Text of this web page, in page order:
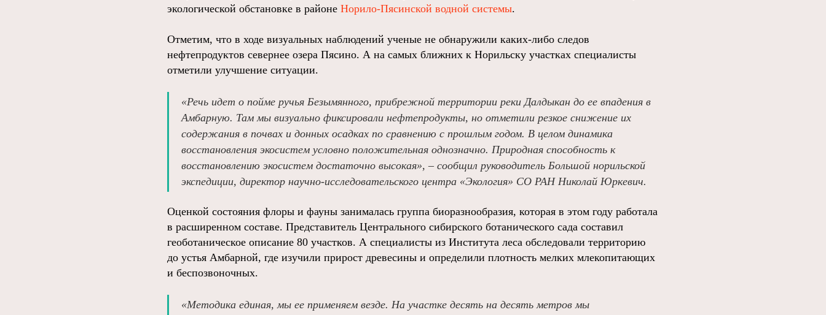
экологической обстановке в районе Норило-Пясинской водной системы.
Отметим, что в ходе визуальных наблюдений ученые не обнаружили каких-либо следов
нефтепродуктов севернее озера Пясино. А на самых ближних к Норильску участках специалисты
отметили улучшение ситуации.
«Речь идет о пойме ручья Безымянного, прибрежной территории реки Далдыкан до ее впадения в
Амбарную. Там мы визуально фиксировали нефтепродукты, но отметили резкое снижение их
содержания в почвах и донных осадках по сравнению с прошлым годом. В целом динамика
восстановления экосистем условно положительная однозначно. Природная способность к
восстановлению экосистем достаточно высокая», – сообщил руководитель Большой норильской
экспедиции, директор научно-исследовательского центра «Экология» СО РАН Николай Юркевич.
Оценкой состояния флоры и фауны занималась группа биоразнообразия, которая в этом году работала
в расширенном составе. Представитель Центрального сибирского ботанического сада составил
геоботаническое описание 80 участков. А специалисты из Института леса обследовали территорию
до устья Амбарной, где изучили прирост древесины и определили плотность мелких млекопитающих
и беспозвоночных.
«Методика единая, мы ее применяем везде. На участке десять на десять метров мы